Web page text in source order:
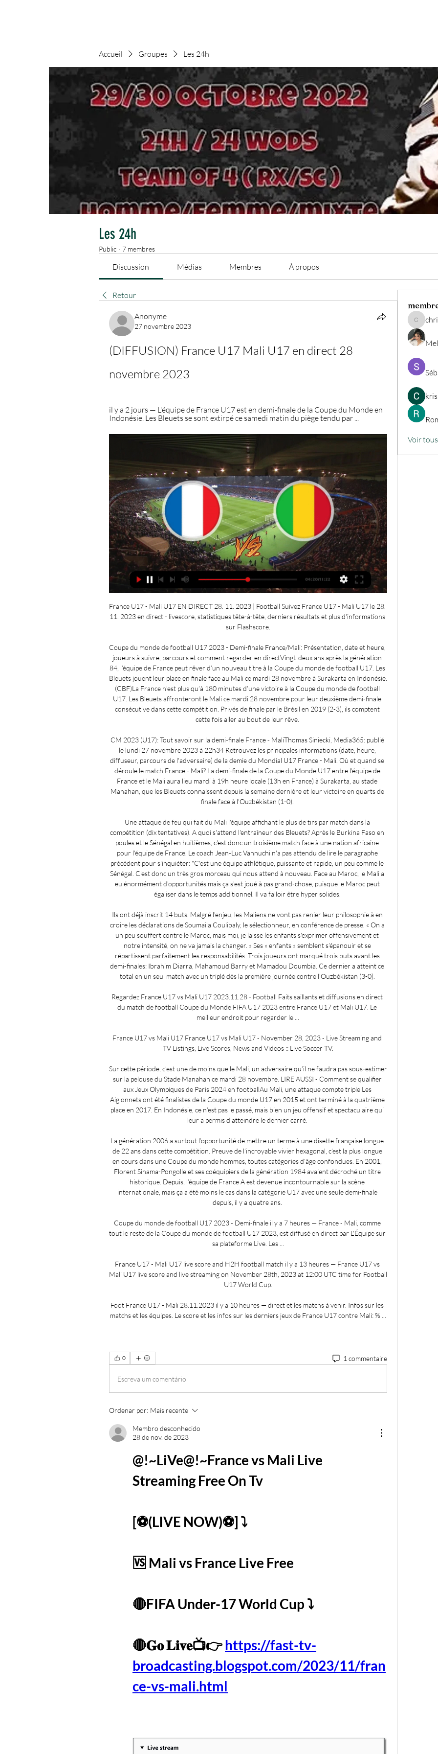
Accueil Groupes Les 24h
Les 24h
Public · 7 membres
Discussion Médias Membres À propos
Retour
Anonyme
27 novembre 2023
(DIFFUSION) France U17 Mali U17 en direct 28
novembre 2023
il y a 2 jours — L'équipe de France U17 est en demi-finale de la Coupe du Monde en
Indonésie. Les Bleuets se sont extirpé ce samedi matin du piège tendu par ...
France U17 - Mali U17 EN DIRECT 28. 11. 2023 | Football Suivez France U17 - Mali U17 le 28.
11. 2023 en direct - livescore, statistiques tête-à-tête, derniers résultats et plus d'informations
sur Flashscore.
Coupe du monde de football U17 2023 - Demi-finale France/Mali: Présentation, date et heure,
joueurs à suivre, parcours et comment regarder en directVingt-deux ans après la génération
84, l’équipe de France peut rêver d’un nouveau titre à la Coupe du monde de football U17. Les
Bleuets jouent leur place en finale face au Mali ce mardi 28 novembre à Surakarta en Indonésie.
(CBF)La France n’est plus qu’à 180 minutes d’une victoire à la Coupe du monde de football
U17. Les Bleuets affronteront le Mali ce mardi 28 novembre pour leur deuxième demi-finale
consécutive dans cette compétition. Privés de finale par le Brésil en 2019 (2-3), ils comptent
cette fois aller au bout de leur rêve.
CM 2023 (U17): Tout savoir sur la demi-finale France - MaliThomas Siniecki, Media365: publié
le lundi 27 novembre 2023 à 22h34 Retrouvez les principales informations (date, heure,
diffuseur, parcours de l'adversaire) de la demie du Mondial U17 France - Mali. Où et quand se
déroule le match France - Mali? La demi-finale de la Coupe du Monde U17 entre l'équipe de
France et le Mali aura lieu mardi à 19h heure locale (13h en France) à Surakarta, au stade
Manahan, que les Bleuets connaissent depuis la semaine dernière et leur victoire en quarts de
finale face à l'Ouzbékistan (1-0).
Une attaque de feu qui fait du Mali l'équipe affichant le plus de tirs par match dans la
compétition (dix tentatives). A quoi s'attend l'entraîneur des Bleuets? Après le Burkina Faso en
poules et le Sénégal en huitièmes, c'est donc un troisième match face à une nation africaine
pour l'équipe de France. Le coach Jean-Luc Vannuchi n'a pas attendu de lire le paragraphe
précédent pour s'inquiéter: "C'est une équipe athlétique, puissante et rapide, un peu comme le
Sénégal. C'est donc un très gros morceau qui nous attend à nouveau. Face au Maroc, le Mali a
eu énormément d'opportunités mais ça s'est joué à pas grand-chose, puisque le Maroc peut
égaliser dans le temps additionnel. Il va falloir être hyper solides.
Ils ont déjà inscrit 14 buts. Malgré l’enjeu, les Maliens ne vont pas renier leur philosophie à en
croire les déclarations de Soumaila Coulibaly, le sélectionneur, en conférence de presse. « On a
un peu souffert contre le Maroc, mais moi, je laisse les enfants s'exprimer offensivement et
notre intensité, on ne va jamais la changer. » Ses « enfants » semblent s’épanouir et se
répartissent parfaitement les responsabilités. Trois joueurs ont marqué trois buts avant les
demi-finales: Ibrahim Diarra, Mahamoud Barry et Mamadou Doumbia. Ce dernier a atteint ce
total en un seul match avec un triplé dès la première journée contre l’Ouzbékistan (3-0).
Regardez France U17 vs Mali U17 2023.11.28 - Football Faits saillants et diffusions en direct
du match de football Coupe du Monde FIFA U17 2023 entre France U17 et Mali U17. Le
meilleur endroit pour regarder le ...
France U17 vs Mali U17 France U17 vs Mali U17 - November 28, 2023 - Live Streaming and
TV Listings, Live Scores, News and Videos :: Live Soccer TV.
Sur cette période, c’est une de moins que le Mali, un adversaire qu’il ne faudra pas sous-estimer
sur la pelouse du Stade Manahan ce mardi 28 novembre. LIRE AUSSI - Comment se qualifier
aux Jeux Olympiques de Paris 2024 en footballAu Mali, une attaque compte triple Les
Aiglonnets ont été finalistes de la Coupe du monde U17 en 2015 et ont terminé à la quatrième
place en 2017. En Indonésie, ce n’est pas le passé, mais bien un jeu offensif et spectaculaire qui
leur a permis d’atteindre le dernier carré.
La génération 2006 a surtout l’opportunité de mettre un terme à une disette française longue
de 22 ans dans cette compétition. Preuve de l’incroyable vivier hexagonal, c’est la plus longue
en cours dans une Coupe du monde hommes, toutes catégories d’âge confondues. En 2001,
Florent Sinama-Pongolle et ses coéquipiers de la génération 1984 avaient décroché un titre
historique. Depuis, l’équipe de France A est devenue incontournable sur la scène
internationale, mais ça a été moins le cas dans la catégorie U17 avec une seule demi-finale
depuis, il y a quatre ans.
Coupe du monde de football U17 2023 - Demi-finale il y a 7 heures — France - Mali, comme
tout le reste de la Coupe du monde de football U17 2023, est diffusé en direct par L'Équipe sur
sa plateforme Live. Les ...
France U17 - Mali U17 live score and H2H football match il y a 13 heures — France U17 vs
Mali U17 live score and live streaming on November 28th, 2023 at 12:00 UTC time for Football
U17 World Cup.
Foot France U17 - Mali 28.11.2023 il y a 10 heures — direct et les matchs à venir. Infos sur les
matchs et les équipes. Le score et les infos sur les derniers jeux de France U17 contre Mali: % ...
0 1 commentaire
Escreva um comentário
Ordenar por: Mais recente
Membro desconhecido
28 de nov. de 2023
@!~LiVe@!~France vs Mali Live
Streaming Free On Tv
[⚽(LIVE NOW)⚽] ⤵
🆚 Mali vs France Live Free
🔴FIFA Under-17 World Cup ⤵️
🔴𝐆𝐨 𝐋𝐢𝐯𝐞📺👉 https://fast-tv-
broadcasting.blogspot.com/2023/11/fran
ce-vs-mali.html
Voir